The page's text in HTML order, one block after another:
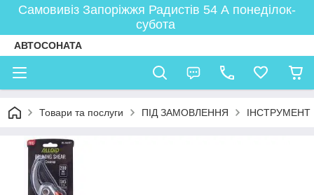
Самовивіз Запоріжжя Радистів 54 А понеділок-
субота
АВТОСОНАТА
Товари та послуги ПІД ЗАМОВЛЕННЯ ІНСТРУМЕНТ